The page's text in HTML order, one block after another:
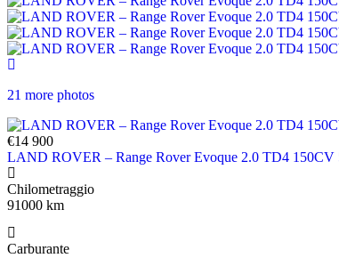
21 more photos
€14 900
LAND ROVER – Range Rover Evoque 2.0 TD4 150CV
Chilometraggio
91000 km
Carburante